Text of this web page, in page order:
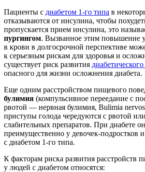
Пациенты с диабетом 1-го типа в
отказываются от инсулина, чтобы
пропускается прием инсулина, это
пургингом. Вызванное этим повышение
в крови в долгосрочной перспективе
к серьезным рискам для здоровья и
существует риск развития
опасного для жизни осложнения диабета.
Еще одним расстройством пищевого
булимия (компульсивное переедание с
рвотой — нервная булимия, Bulimia
приступы голода чередуются с рвотой
слабительных препаратов. При диабете
преимущественно у девочек-
с диабетом 1-го типа.
К факторам риска развития расстройств
у людей с диабетом относятся: